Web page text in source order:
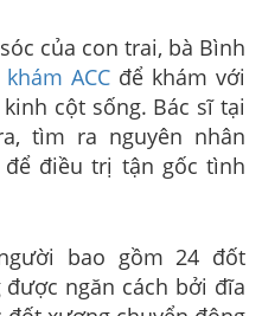
của con trai, bà Bình
ACCđể khám với
cột sống. Bác sĩ tại
tìm ra nguyên nhân
điều trị tận gốc tình
bao gồm 24 đốt
ngăn cách bởi đĩa